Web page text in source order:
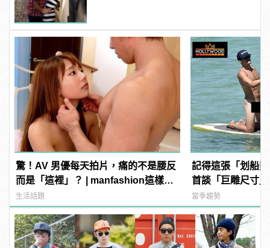
驚！AV 男優每天拍片，痛的不是腰反
而是「這裡」？ | manfashion這樣變
型男
生活話題
記得這張「划船
首談「巨雕尺寸
你們有那麼大的
當季趨勢